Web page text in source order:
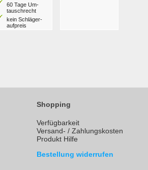
60 Tage Um­
tausch­recht
kein Schläger­
aufpreis
Shopping
Verfügbarkeit
Versand- / Zahlungskosten
Produkt Hilfe
Bestellung widerrufen